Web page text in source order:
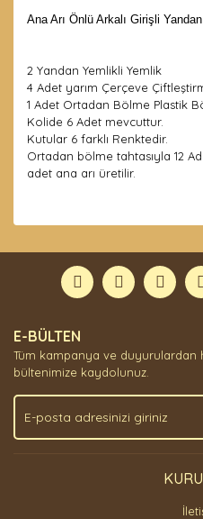
Ana Arı Önlü Arkalı Girişli
2 Yandan Yemlikli Yemlik
4 Adet yarım Çerçeve
1 Adet Ortadan Bölme Plastik
Kolide 6 Adet mevcuttur.
Kutular 6 farklı Renktedir.
Ortadan bölme tahtasıyla 12
adet ana arı üretilir.
formunu kullanarak
Görüş ve önerileriniz için
Ürün açıklamasında eksik
Ürün bilgilerinde hatalar
Ürün fiyatı diğer sitelerden
Bu ürüne benzer farklı
E-BÜLTEN
Tüm kampanya ve
bültenimize kaydolunuz.